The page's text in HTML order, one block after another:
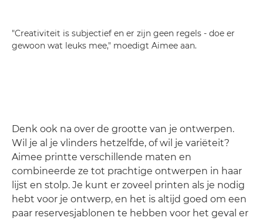
"Creativiteit is subjectief en er zijn geen regels - doe er
gewoon wat leuks mee," moedigt Aimee aan.
Denk ook na over de grootte van je ontwerpen.
Wil je al je vlinders hetzelfde, of wil je variëteit?
Aimee printte verschillende maten en
combineerde ze tot prachtige ontwerpen in haar
lijst en stolp. Je kunt er zoveel printen als je nodig
hebt voor je ontwerp, en het is altijd goed om een
paar reservesjablonen te hebben voor het geval er